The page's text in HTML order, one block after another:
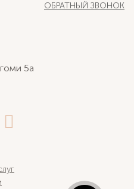
ОБРАТНЫЙ ЗВОНОК
5а